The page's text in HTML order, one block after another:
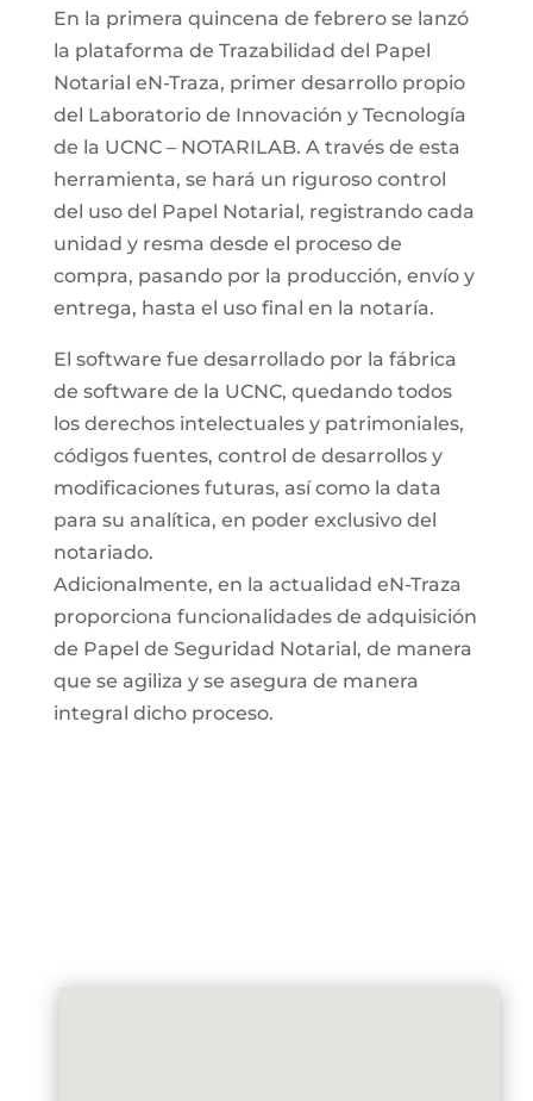
En la primera quincena de febrero se lanzó
la plataforma de Trazabilidad del Papel
Notarial eN-Traza, primer desarrollo propio
del Laboratorio de Innovación y Tecnología
de la UCNC – NOTARILAB. A través de esta
herramienta, se hará un riguroso control
del uso del Papel Notarial, registrando cada
unidad y resma desde el proceso de
compra, pasando por la producción, envío y
entrega, hasta el uso final en la notaría.
El software fue desarrollado por la fábrica
de software de la UCNC, quedando todos
los derechos intelectuales y patrimoniales,
códigos fuentes, control de desarrollos y
modificaciones futuras, así como la data
para su analítica, en poder exclusivo del
notariado.
Adicionalmente, en la actualidad eN-Traza
proporciona funcionalidades de adquisición
de Papel de Seguridad Notarial, de manera
que se agiliza y se asegura de manera
integral dicho proceso.